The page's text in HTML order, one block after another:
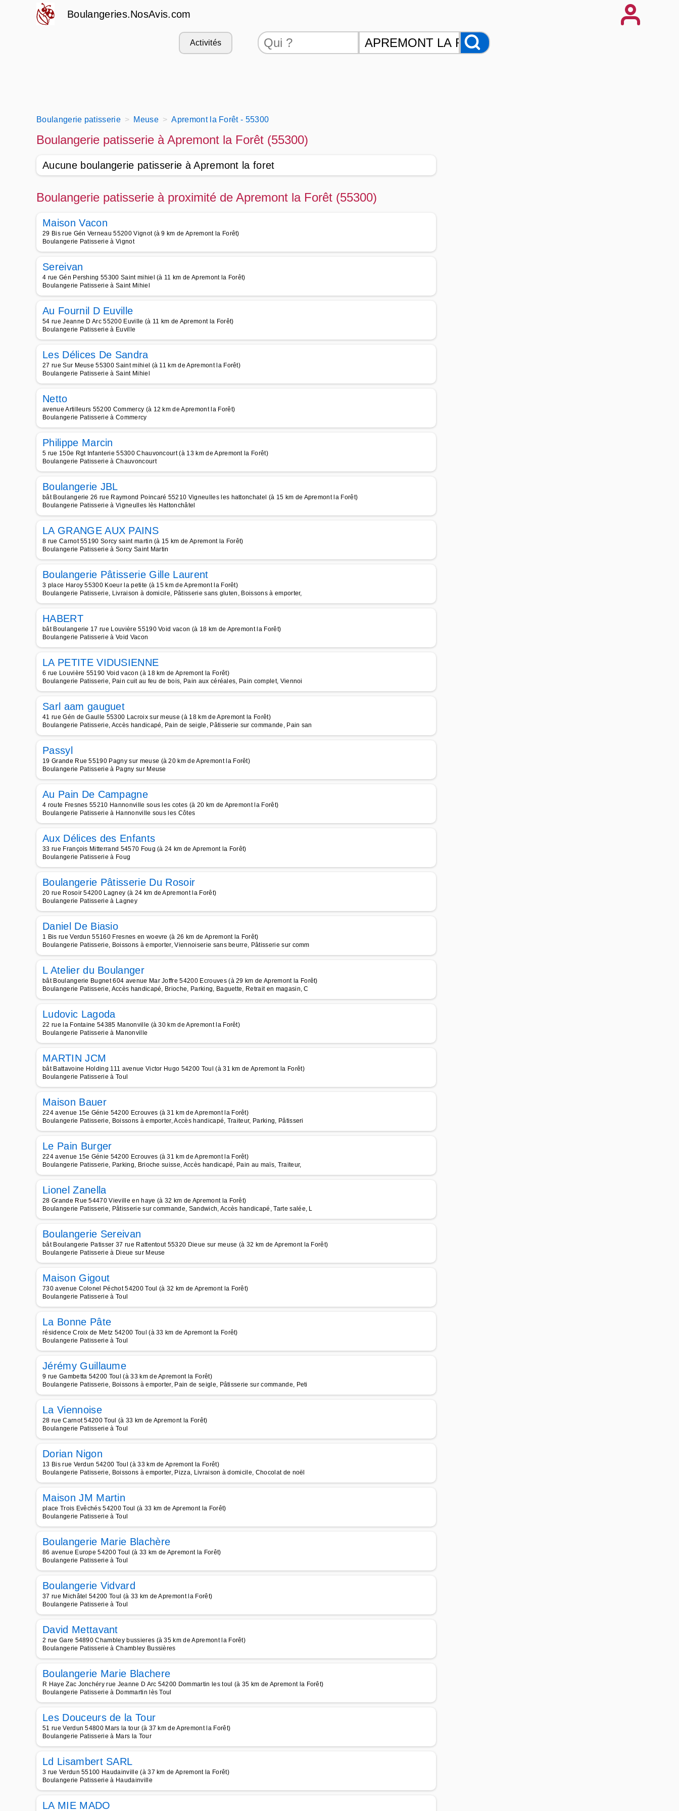
Boulangeries.NosAvis.com
Activités
Boulangerie patisserie Meuse Apremont la Forêt - 55300
Boulangerie patisserie à Apremont la Forêt (55300)
Aucune boulangerie patisserie à Apremont la foret
Boulangerie patisserie à proximité de Apremont la Forêt (55300)
Maison Vacon
29 Bis rue Gén Verneau 55200 Vignot (à 9 km de Apremont la Forêt)
Boulangerie Patisserie à Vignot
Sereivan
4 rue Gén Pershing 55300 Saint mihiel (à 11 km de Apremont la Forêt)
Boulangerie Patisserie à Saint Mihiel
Au Fournil D Euville
54 rue Jeanne D Arc 55200 Euville (à 11 km de Apremont la Forêt)
Boulangerie Patisserie à Euville
Les Délices De Sandra
27 rue Sur Meuse 55300 Saint mihiel (à 11 km de Apremont la Forêt)
Boulangerie Patisserie à Saint Mihiel
Netto
avenue Artilleurs 55200 Commercy (à 12 km de Apremont la Forêt)
Boulangerie Patisserie à Commercy
Philippe Marcin
5 rue 150e Rgt Infanterie 55300 Chauvoncourt (à 13 km de Apremont la Forêt)
Boulangerie Patisserie à Chauvoncourt
Boulangerie JBL
bât Boulangerie 26 rue Raymond Poincaré 55210 Vigneulles les hattonchatel (à 15 km de Apremont la Forêt)
Boulangerie Patisserie à Vigneulles lès Hattonchâtel
LA GRANGE AUX PAINS
8 rue Carnot 55190 Sorcy saint martin (à 15 km de Apremont la Forêt)
Boulangerie Patisserie à Sorcy Saint Martin
Boulangerie Pâtisserie Gille Laurent
3 place Haroy 55300 Koeur la petite (à 15 km de Apremont la Forêt)
Boulangerie Patisserie, Livraison à domicile, Pâtisserie sans gluten, Boissons à emporter,
HABERT
bât Boulangerie 17 rue Louvière 55190 Void vacon (à 18 km de Apremont la Forêt)
Boulangerie Patisserie à Void Vacon
LA PETITE VIDUSIENNE
6 rue Louvière 55190 Void vacon (à 18 km de Apremont la Forêt)
Boulangerie Patisserie, Pain cuit au feu de bois, Pain aux céréales, Pain complet, Viennoi
Sarl aam gauguet
41 rue Gén de Gaulle 55300 Lacroix sur meuse (à 18 km de Apremont la Forêt)
Boulangerie Patisserie, Accès handicapé, Pain de seigle, Pâtisserie sur commande, Pain san
Passyl
19 Grande Rue 55190 Pagny sur meuse (à 20 km de Apremont la Forêt)
Boulangerie Patisserie à Pagny sur Meuse
Au Pain De Campagne
4 route Fresnes 55210 Hannonville sous les cotes (à 20 km de Apremont la Forêt)
Boulangerie Patisserie à Hannonville sous les Côtes
Aux Délices des Enfants
33 rue François Mitterrand 54570 Foug (à 24 km de Apremont la Forêt)
Boulangerie Patisserie à Foug
Boulangerie Pâtisserie Du Rosoir
20 rue Rosoir 54200 Lagney (à 24 km de Apremont la Forêt)
Boulangerie Patisserie à Lagney
Daniel De Biasio
1 Bis rue Verdun 55160 Fresnes en woevre (à 26 km de Apremont la Forêt)
Boulangerie Patisserie, Boissons à emporter, Viennoiserie sans beurre, Pâtisserie sur comm
L Atelier du Boulanger
bât Boulangerie Bugnet 604 avenue Mar Joffre 54200 Ecrouves (à 29 km de Apremont la Forêt)
Boulangerie Patisserie, Accès handicapé, Brioche, Parking, Baguette, Retrait en magasin, C
Ludovic Lagoda
22 rue la Fontaine 54385 Manonville (à 30 km de Apremont la Forêt)
Boulangerie Patisserie à Manonville
MARTIN JCM
bât Battavoine Holding 111 avenue Victor Hugo 54200 Toul (à 31 km de Apremont la Forêt)
Boulangerie Patisserie à Toul
Maison Bauer
224 avenue 15e Génie 54200 Ecrouves (à 31 km de Apremont la Forêt)
Boulangerie Patisserie, Boissons à emporter, Accès handicapé, Traiteur, Parking, Pâtisseri
Le Pain Burger
224 avenue 15e Génie 54200 Ecrouves (à 31 km de Apremont la Forêt)
Boulangerie Patisserie, Parking, Brioche suisse, Accès handicapé, Pain au maïs, Traiteur,
Lionel Zanella
28 Grande Rue 54470 Vieville en haye (à 32 km de Apremont la Forêt)
Boulangerie Patisserie, Pâtisserie sur commande, Sandwich, Accès handicapé, Tarte salée, L
Boulangerie Sereivan
bât Boulangerie Patisser 37 rue Rattentout 55320 Dieue sur meuse (à 32 km de Apremont la Forêt)
Boulangerie Patisserie à Dieue sur Meuse
Maison Gigout
730 avenue Colonel Péchot 54200 Toul (à 32 km de Apremont la Forêt)
Boulangerie Patisserie à Toul
La Bonne Pâte
résidence Croix de Metz 54200 Toul (à 33 km de Apremont la Forêt)
Boulangerie Patisserie à Toul
Jérémy Guillaume
9 rue Gambetta 54200 Toul (à 33 km de Apremont la Forêt)
Boulangerie Patisserie, Boissons à emporter, Pain de seigle, Pâtisserie sur commande, Peti
La Viennoise
28 rue Carnot 54200 Toul (à 33 km de Apremont la Forêt)
Boulangerie Patisserie à Toul
Dorian Nigon
13 Bis rue Verdun 54200 Toul (à 33 km de Apremont la Forêt)
Boulangerie Patisserie, Boissons à emporter, Pizza, Livraison à domicile, Chocolat de noël
Maison JM Martin
place Trois Evêchés 54200 Toul (à 33 km de Apremont la Forêt)
Boulangerie Patisserie à Toul
Boulangerie Marie Blachère
86 avenue Europe 54200 Toul (à 33 km de Apremont la Forêt)
Boulangerie Patisserie à Toul
Boulangerie Vidvard
37 rue Michâtel 54200 Toul (à 33 km de Apremont la Forêt)
Boulangerie Patisserie à Toul
David Mettavant
2 rue Gare 54890 Chambley bussieres (à 35 km de Apremont la Forêt)
Boulangerie Patisserie à Chambley Bussières
Boulangerie Marie Blachere
R Haye Zac Jonchéry rue Jeanne D Arc 54200 Dommartin les toul (à 35 km de Apremont la Forêt)
Boulangerie Patisserie à Dommartin lès Toul
Les Douceurs de la Tour
51 rue Verdun 54800 Mars la tour (à 37 km de Apremont la Forêt)
Boulangerie Patisserie à Mars la Tour
Ld Lisambert SARL
3 rue Verdun 55100 Haudainville (à 37 km de Apremont la Forêt)
Boulangerie Patisserie à Haudainville
LA MIE MADO